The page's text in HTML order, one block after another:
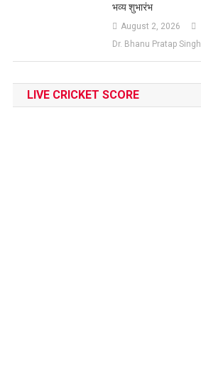
भव्य शुभारंभ
August 2, 2026
Dr. Bhanu Pratap Singh
LIVE CRICKET SCORE